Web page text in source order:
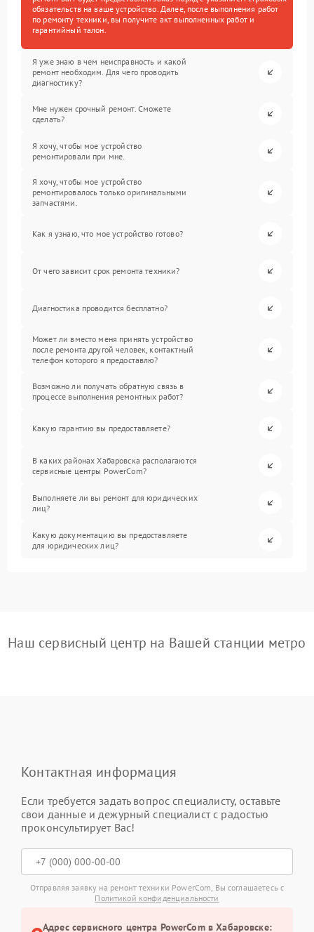
обязательств на ваше устройство. Далее, после выполнения работ
по ремонту техники, вы получите акт выполненных работ и
гарантийный талон.
Я уже знаю в чем неисправность и какой
ремонт необходим. Для чего проводить
диагностику?
Мне нужен срочный ремонт. Сможете
сделать?
Я хочу, чтобы мое устройство
ремонтировали при мне.
Я хочу, чтобы мое устройство
ремонтировалось только оригинальными
запчастями.
Как я узнаю, что мое устройство готово?
От чего зависит срок ремонта техники?
Диагностика проводится бесплатно?
Может ли вместо меня принять устройство
после ремонта другой человек, контактный
телефон которого я предоставлю?
Возможно ли получать обратную связь в
процессе выполнения ремонтных работ?
Какую гарантию вы предоставляете?
В каких районах Хабаровска располагаются
сервисные центры PowerCom?
Выполняете ли вы ремонт для юридических
лиц?
Какую документацию вы предоставляете
для юридических лиц?
Наш сервисный центр на Вашей станции метро
Контактная информация
Если требуется задать вопрос специалисту, оставьте
свои данные и дежурный специалист с радостью
проконсультирует Вас!
Отправляя заявку на ремонт техники PowerCom, Вы соглашаетесь с
Политикой конфиденциальности
Адрес сервисного центра PowerCom в Хабаровске: